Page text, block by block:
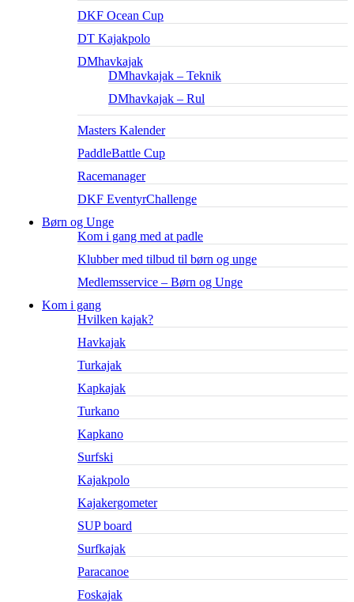
DKF Ocean Cup
DT Kajakpolo
DMhavkajak
DMhavkajak – Teknik
DMhavkajak – Rul
Masters Kalender
PaddleBattle Cup
Racemanager
DKF EventyrChallenge
Børn og Unge
Kom i gang med at padle
Klubber med tilbud til børn og unge
Medlemsservice – Børn og Unge
Kom i gang
Hvilken kajak?
Havkajak
Turkajak
Kapkajak
Turkano
Kapkano
Surfski
Kajakpolo
Kajakergometer
SUP board
Surfkajak
Paracanoe
Foskajak